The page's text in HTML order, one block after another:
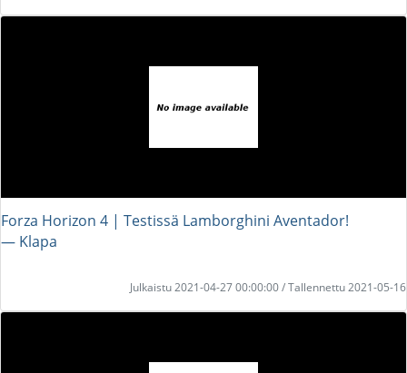
Forza Horizon 4 | Testissä Lamborghini Aventador!
― Klapa
Julkaistu 2021-04-27 00:00:00 / Tallennettu 2021-05-16